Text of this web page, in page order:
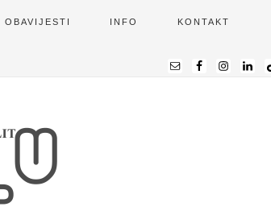
OBAVIJESTI INFO KONTAKT